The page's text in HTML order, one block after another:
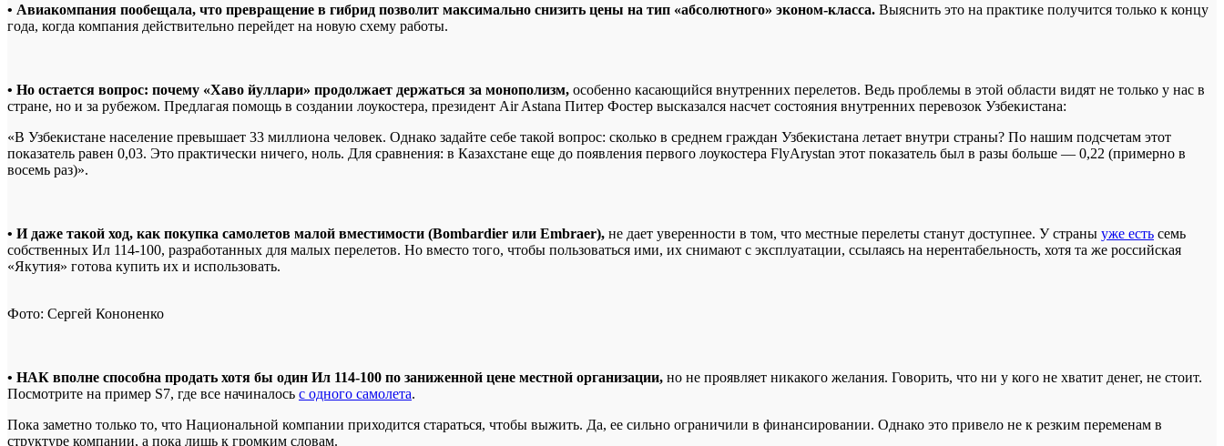
• Авиакомпания пообещала, что превращение в гибрид позволит максимально снизить цены на тип «абсолютного» эконом-класса. Выяснить это на практике получится только к концу
года, когда компания действительно перейдет на новую схему работы.
• Но остается вопрос: почему «Хаво йуллари» продолжает держаться за монополизм, особенно касающийся внутренних перелетов. Ведь проблемы в этой области видят не только у нас в
стране, но и за рубежом. Предлагая помощь в создании лоукостера, президент Air Astana Питер Фостер высказался насчет состояния внутренних перевозок Узбекистана:
«В Узбекистане население превышает 33 миллиона человек. Однако задайте себе такой вопрос: сколько в среднем граждан Узбекистана летает внутри страны? По нашим подсчетам этот
показатель равен 0,03. Это практически ничего, ноль. Для сравнения: в Казахстане еще до появления первого лоукостера FlyArystan этот показатель был в разы больше — 0,22 (примерно в
восемь раз)».
• И даже такой ход, как покупка самолетов малой вместимости (Bombardier или Embraer), не дает уверенности в том, что местные перелеты станут доступнее. У страны уже есть семь
собственных Ил 114-100, разработанных для малых перелетов. Но вместо того, чтобы пользоваться ими, их снимают с эксплуатации, ссылаясь на нерентабельность, хотя та же российская
«Якутия» готова купить их и использовать.
Фото: Сергей Кононенко
• НАК вполне способна продать хотя бы один Ил 114-100 по заниженной цене местной организации, но не проявляет никакого желания. Говорить, что ни у кого не хватит денег, не стоит.
Посмотрите на пример S7, где все начиналось с одного самолета.
Пока заметно только то, что Национальной компании приходится стараться, чтобы выжить. Да, ее сильно ограничили в финансировании. Однако это привело не к резким переменам в
структуре компании, а пока лишь к громким словам.